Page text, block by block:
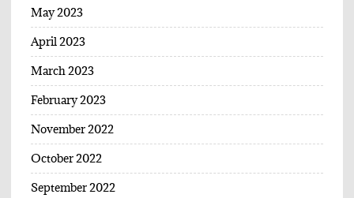
May 2023
April 2023
March 2023
February 2023
November 2022
October 2022
September 2022